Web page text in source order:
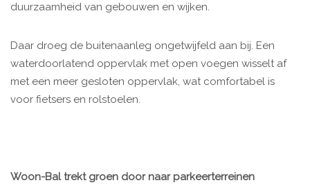
duurzaamheid van gebouwen en wijken.
Daar droeg de buitenaanleg ongetwijfeld aan bij. Een
waterdoorlatend oppervlak met open voegen wisselt af
met een meer gesloten oppervlak, wat comfortabel is
voor fietsers en rolstoelen.
Woon-Bal trekt groen door naar parkeerterreinen